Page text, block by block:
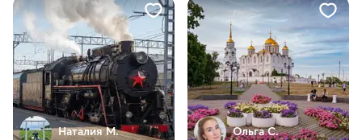
Наталия М. Ольга С.